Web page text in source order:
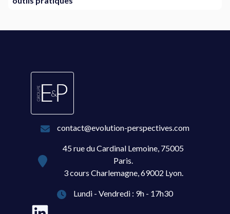
contact@evolution-perspectives.com
45 rue du Cardinal Lemoine, 75005
Paris.
3 cours Charlemagne, 69002 Lyon.
Lundi - Vendredi : 9h - 17h30